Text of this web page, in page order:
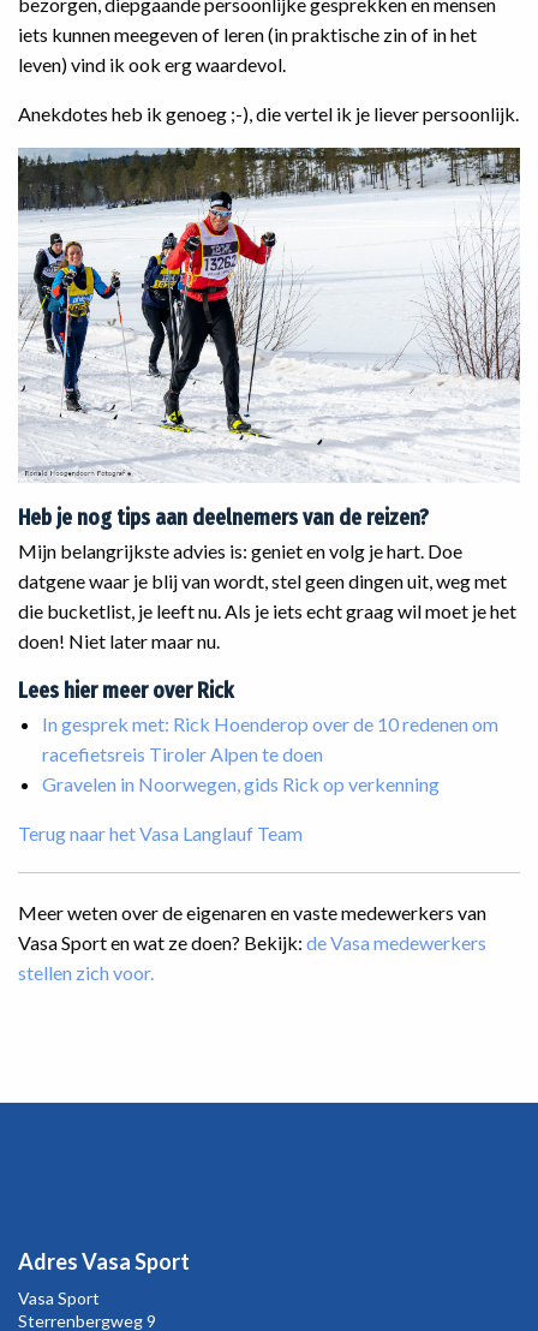
bezorgen, diepgaande persoonlijke gesprekken en mensen
iets kunnen meegeven of leren (in praktische zin of in het
leven) vind ik ook erg waardevol.
Anekdotes heb ik genoeg ;-), die vertel ik je liever persoonlijk.
Heb je nog tips aan deelnemers van de reizen?
‌Mijn belangrijkste advies is: geniet en volg je hart. Doe
datgene waar je blij van wordt, stel geen dingen uit, weg met
die bucketlist, je leeft nu. Als je iets echt graag wil moet je het
doen! Niet later maar nu.
Lees hier meer over Rick
In gesprek met: Rick Hoenderop over de 10 redenen om
racefietsreis Tiroler Alpen te doen
Gravelen in Noorwegen, gids Rick op verkenning
Terug naar het Vasa Langlauf Team
Meer weten over de eigenaren en vaste medewerkers van
Vasa Sport en wat ze doen? Bekijk: de Vasa medewerkers
stellen zich voor.
Adres Vasa Sport
Vasa Sport
Sterrenbergweg9